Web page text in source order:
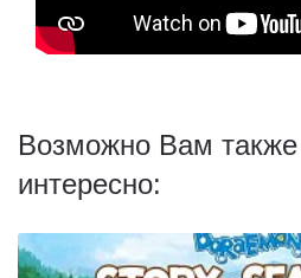
Возможно Вам также
интересно: